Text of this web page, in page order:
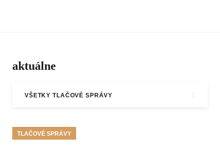
aktuálne
VŠETKY TLAČOVÉ SPRÁVY
TLAČOVÉ SPRÁVY